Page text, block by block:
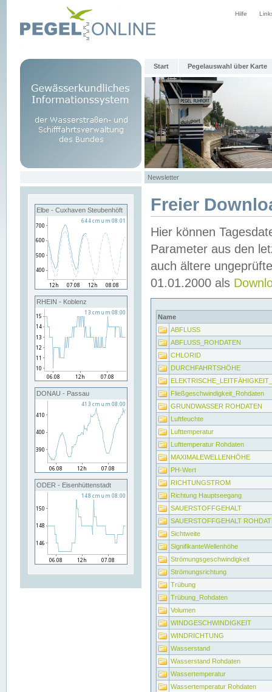
Hilfe
Start Pegelauswahl über Karte
Newsletter
Elbe - Cuxhaven Steubenhöft
RHEIN - Koblenz
DONAU - Passau
ODER - Eisenhüttenstadt
Freier
Hier können
Parameter aus den
auch ältere
01.01.2000 als
Name
ABFLUSS
ABFLUSS_ROHDATEN
CHLORID
DURCHFAHRTSHÖHE
Fließgeschwindigkeit_Rohdaten
GRUNDWASSER ROHDATEN
Luftfeuchte
Lufttemperatur
Lufttemperatur Rohdaten
MAXIMALEWELLENHÖHE
PH-Wert
RICHTUNGSTROM
Richtung Hauptseegang
SAUERSTOFFGEHALT
SAUERSTOFFGEHALT
Sichtweite
SignifikanteWellenhöhe
Strömungsgeschwindigkeit
Strömungsrichtung
Trübung
Trübung_Rohdaten
Volumen
WINDGESCHWINDIGKEIT
WINDRICHTUNG
Wasserstand
Wasserstand Rohdaten
Wassertemperatur
Wassertemperatur Rohdaten